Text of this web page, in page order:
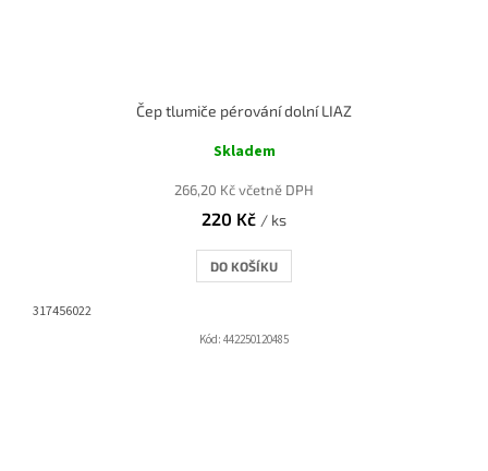
Čep tlumiče pérování dolní LIAZ
Skladem
266,20 Kč včetně DPH
220 Kč / ks
DO KOŠÍKU
317456022
Kód: 442250120485